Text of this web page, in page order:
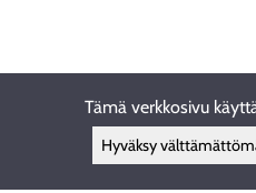
Tämä verkkosivu
Hyväksy